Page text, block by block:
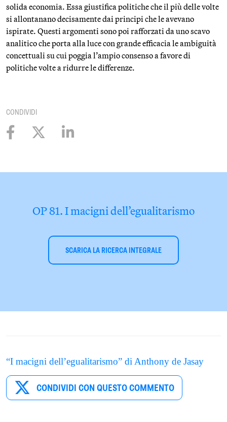
solida economia. Essa giustifica politiche che il più delle volte
si allontanano decisamente dai principi che le avevano
ispirate. Questi argomenti sono poi rafforzati da uno scavo
analitico che porta alla luce con grande efficacia le ambiguità
concettuali su cui poggia l’ampio consenso a favore di
politiche volte a ridurre le differenze.
CONDIVIDI
OP 81. I macigni dell’egualitarismo
SCARICA LA RICERCA INTEGRALE
“I macigni dell’egualitarismo” di Anthony de Jasay
CONDIVIDI CON QUESTO COMMENTO